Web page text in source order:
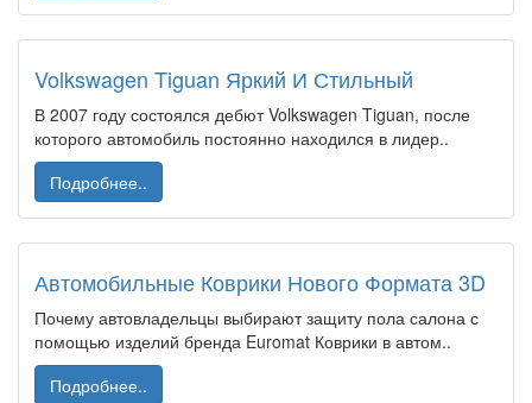
Volkswagen Tiguan Яркий И Стильный
В 2007 году состоялся дебют Volkswagen Tiguan, после
которого автомобиль постоянно находился в лидер..
Подробнее..
Автомобильные Коврики Нового Формата 3D
Почему автовладельцы выбирают защиту пола салона с
помощью изделий бренда Euromat Коврики в автом..
Подробнее..